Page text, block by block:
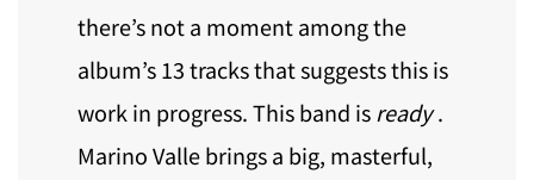
there’s not a moment among the
album’s 13 tracks that suggests this is
work in progress. This band is ready .
Marino Valle brings a big, masterful,